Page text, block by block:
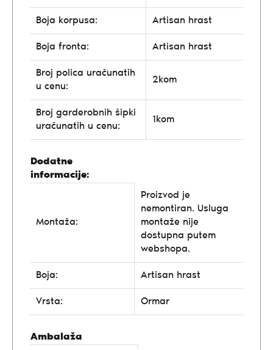
Boja korpusa: Artisan hrast
Boja fronta: Artisan hrast
Broj polica uračunatih
u cenu:
2kom
Broj garderobnih šipki
uračunatih u cenu:
1kom
Dodatne
informacije:
Montaža:
Proizvod je
nemontiran. Usluga
montaže nije
dostupna putem
webshopa.
Boja: Artisan hrast
Vrsta: Ormar
Ambalaža